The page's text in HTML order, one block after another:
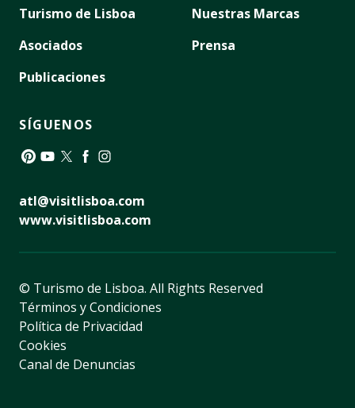
Turismo de Lisboa
Asociados
Publicaciones
Nuestras Marcas
Prensa
SÍGUENOS
atl@visitlisboa.com
www.visitlisboa.com
© Turismo de Lisboa. All Rights Reserved
Términos y Condiciones
Política de Privacidad
Cookies
Canal de Denuncias